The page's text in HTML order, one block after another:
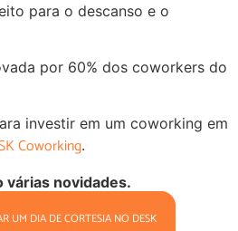
para o descanso e o
por 60% dos coworkers do
investir em um coworking em
Coworking.
várias novidades.
UM DIA DE CORTESIA NO DESK